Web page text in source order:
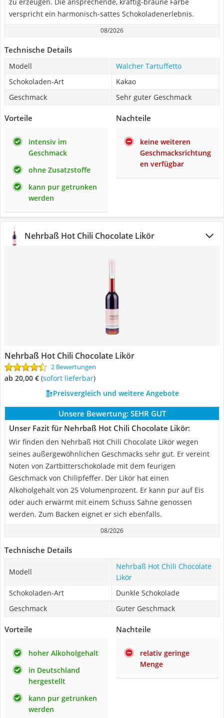
verspricht ein harmonisch-sattes Schokoladenerlebnis.
08/2026
Technische Details
Modell
Walcher Tartuffetto
Schokoladen-Art
Kakao
Geschmack
Sehr guter Geschmack
Vorteile
intensiv im
Geschmack
ohne Zusatzstoffe
kann pur getrunken
werden
Nachteile
keine weiteren
Geschmacksrichtung
en verfügbar
Nehrbaß Hot Chili Chocolate Likör
Nehrbaß Hot Chili Chocolate Likör
2 Bewertungen
ab 20,00 € ( Sofort lieferbar)
Preisvergleich und weitere Angebote
Unsere Bewertung: SEHR GUT
Unser Fazit für Nehrbaß Hot Chili Chocolate Likör:
Wir finden den Nehrbaß Hot Chili Chocolate Likör wegen
seines außergewöhnlichen Geschmacks sehr gut. Er vereint
Noten von Zartbitterschokolade mit dem feurigen
Geschmack von Chilipfeffer. Der Likör hat einen
Alkoholgehalt von 25 Volumenprozent. Er kann pur auf Eis
oder auch erwärmt mit einem Schuss Sahne genossen
werden. Zum Backen eignet er sich ebenfalls.
08/2026
Technische Details
Modell
Nehrbaß Hot Chili Chocolate
Likör
Schokoladen-Art
Dunkle Schokolade
Geschmack
Guter Geschmack
Vorteile
hoher Alkoholgehalt
in Deutschland
hergestellt
kann pur getrunken
werden
Nachteile
relativ geringe
Menge